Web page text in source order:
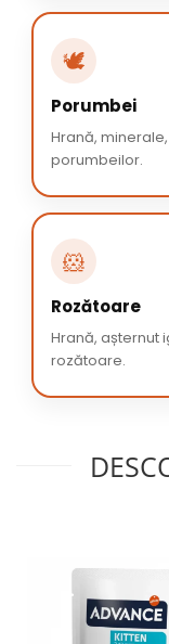
🕊️
Porumbei
Hrană,
porumbeilor.
🐹
Rozătoare
Hrană, așternut
rozătoare.